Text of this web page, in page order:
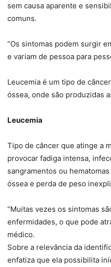
sem causa aparente e
comuns.
“Os sintomas podem surgir
e variam de pessoa para
Leucemia é um tipo de
óssea, onde são produzidas
Leucemia
Tipo de câncer que atinge a
provocar fadiga intensa,
sangramentos ou
óssea e perda de peso
“Muitas vezes os sintomas
enfermidades, o que pode
médico.
Sobre a relevância da
enfatiza que ela possibilita